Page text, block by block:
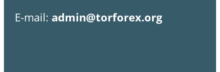
E-mail: admin@torforex.org